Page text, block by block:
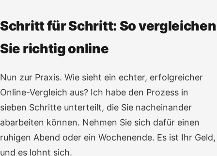
Schritt für Schritt: So vergleichen
Sie richtig online
Nun zur Praxis. Wie sieht ein echter, erfolgreicher
Online-Vergleich aus? Ich habe den Prozess in
sieben Schritte unterteilt, die Sie nacheinander
abarbeiten können. Nehmen Sie sich dafür einen
ruhigen Abend oder ein Wochenende. Es ist Ihr Geld,
und es lohnt sich.